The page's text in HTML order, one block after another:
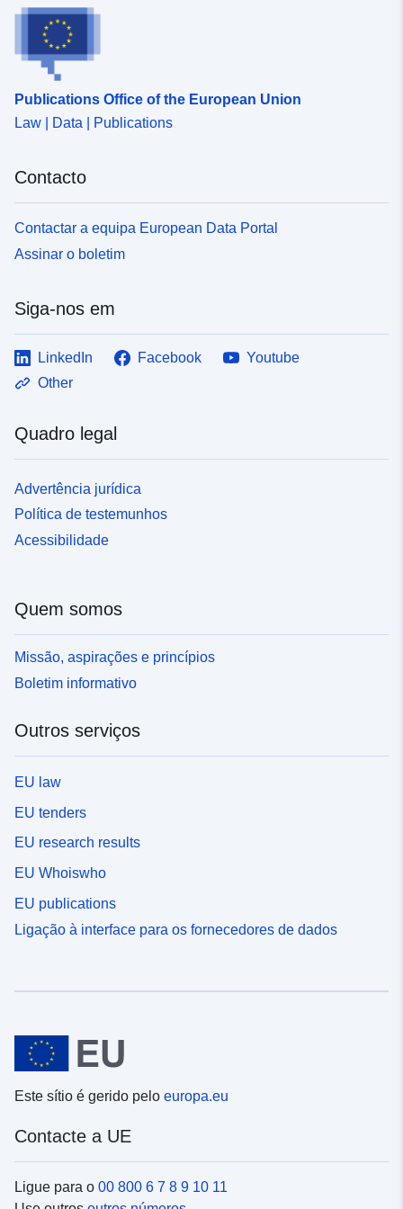
Publications Office of the European Union
Law | Data | Publications
Contacto
Contactar a equipa European Data Portal
Assinar o boletim
Siga-nos em
LinkedIn Facebook
Youtube
Other
Quadro legal
Advertência jurídica
Política de testemunhos
Acessibilidade
Quem somos
Missão, aspirações e princípios
Boletim informativo
Outros serviços
EU law
EU tenders
EU research results
EU Whoiswho
EU publications
Ligação à interface para os fornecedores de dados
Este sítio é gerido pelo europa.eu
Contacte a UE
Ligue para o 00 800 6 7 8 9 10 11